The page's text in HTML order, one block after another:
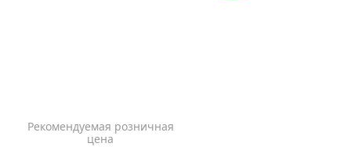
Рекомендуемая розничная
цена